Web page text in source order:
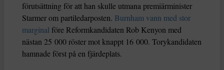
förutsättning för att han skulle utmana premiärminister
Starmer om partiledarposten. Burnham vann med stor
marginal före Reformkandidaten Rob Kenyon med
nästan 25 000 röster mot knappt 16 000. Torykandidaten
hamnade först på en fjärdeplats.